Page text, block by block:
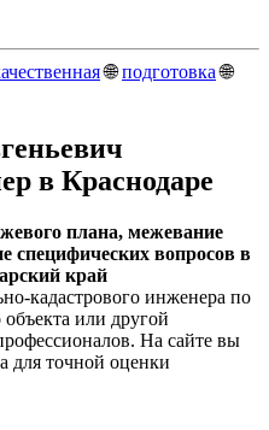
🌐подготовка🌐
в Краснодаре
плана, межевание
специфических вопросов в
край
кадастрового инженера по
или другой
На сайте вы
для точной оценки